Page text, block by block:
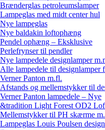
Brænderglas petroleumslamper
Lampeglas med midt center hul
Nye lampeglas
Nye baldakin loftophæng
Pendel ophæng – Eksklusive
Perlefrynser til pendler
Nye lampedele designlamper
Alle lampedele til designlamper
Verner Panton m.fl.
Afstands og mellemstykker til
Verner Panton lampedele – Nye
&tradition Light Forest OD2
Mellemstykker til PH skærme
Lampeglas Louis Poulsen